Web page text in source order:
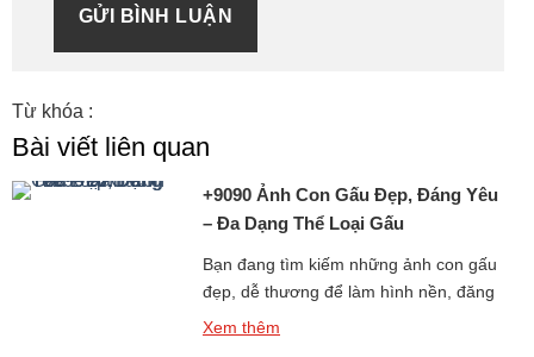
GỬI BÌNH LUẬN
Từ khóa :
Bài viết liên quan
+9090 Ảnh Con Gấu Đẹp, Đáng Yêu
– Đa Dạng Thể Loại Gấu
Bạn đang tìm kiếm những ảnh con gấu
đẹp, dễ thương để làm hình nền, đăng
story, hoặc chia sẻ với bạn bè? Bộ sưu
Xem thêm